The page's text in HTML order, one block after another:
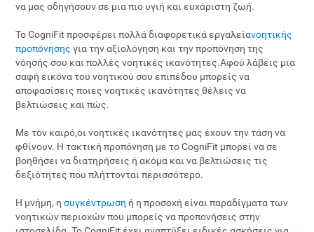
να μας οδηγήσουν σε μια πιο υγιή και ευχάριστη ζωή.
Το CogniFit προσφέρει πολλά διαφορετικά εργαλείανοητικής
προπόνησης για την αξιολόγηση και την προπόνηση της
νόησής σου και πολλές νοητικές ικανότητες.Αφού λάβεις μια
σαφή εικόνα του νοητικού σου επιπέδου μπορείς να
αποφασίσεις ποιες νοητικές ικανότητες θέλεις να
βελτιώσεις και πώς.
Με τον καιρό,οι νοητικές ικανότητες μας έχουν την τάση να
φθίνουν. Η τακτική προπόνηση με το CogniFit μπορεί να σε
βοηθήσει να διατηρήσεις ή ακόμα και να βελτιώσεις τις
δεξιότητες που πλήττονται περισσότερο.
Η μνήμη, ησυγκέντρωση ή η προσοχή είναι παραδίγματα των
νοητικών περιοχών που μπορείς να προπονήσεις στην